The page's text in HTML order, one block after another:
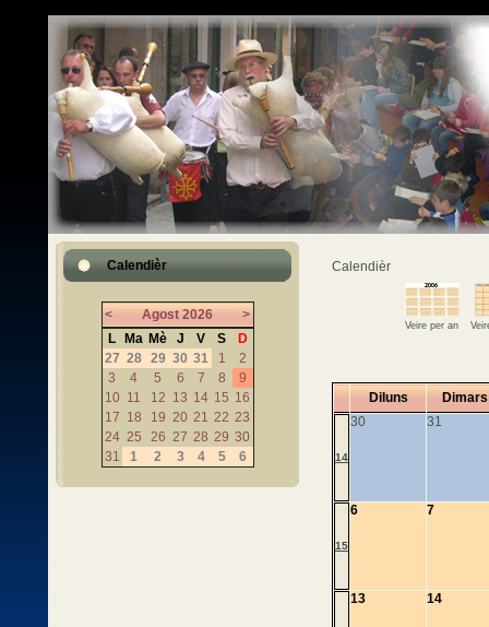
Calendièr
< Agost 2026
>
L
Ma Mè J V S
D
27 28 29 30 31 1
2
3
4 5 6 7 8
9
10 11 12 13 14 15 16
17 18 19 20 21 22 23
24 25 26 27 28 29 30
31
1 2 3 4 5 6
Calendièr
Veire per an
Diluns Dimars
14
30 31
15
6 7
13 14